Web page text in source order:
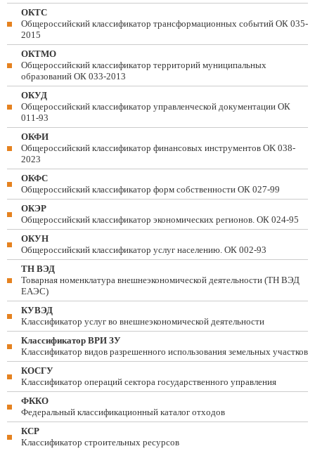
ОКТС
Общероссийский классификатор трансформационных событий ОК 035-
2015
ОКТМО
Общероссийский классификатор территорий муниципальных
образований ОК 033-2013
ОКУД
Общероссийский классификатор управленческой документации ОК
011-93
ОКФИ
Общероссийский классификатор финансовых инструментов OK 038-
2023
ОКФС
Общероссийский классификатор форм собственности ОК 027-99
ОКЭР
Общероссийский классификатор экономических регионов. ОК 024-95
ОКУН
Общероссийский классификатор услуг населению. ОК 002-93
ТН ВЭД
Товарная номенклатура внешнеэкономической деятельности (ТН ВЭД
ЕАЭС)
КУВЭД
Классификатор услуг во внешнеэкономической деятельности
Классификатор ВРИ ЗУ
Классификатор видов разрешенного использования земельных участков
КОСГУ
Классификатор операций сектора государственного управления
ФККО
Федеральный классификационный каталог отходов
КСР
Классификатор строительных ресурсов